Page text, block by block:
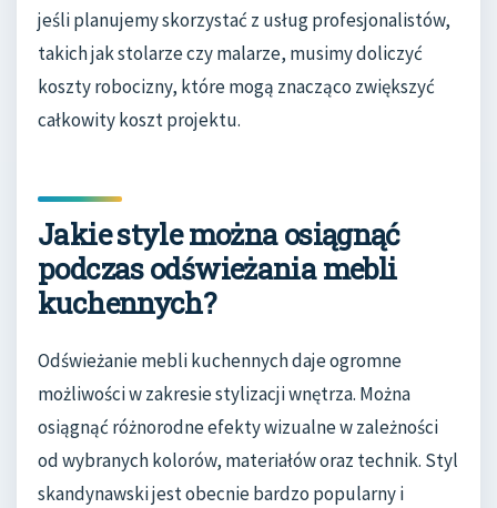
jeśli planujemy skorzystać z usług profesjonalistów,
takich jak stolarze czy malarze, musimy doliczyć
koszty robocizny, które mogą znacząco zwiększyć
całkowity koszt projektu.
Jakie style można osiągnąć
podczas odświeżania mebli
kuchennych?
Odświeżanie mebli kuchennych daje ogromne
możliwości w zakresie stylizacji wnętrza. Można
osiągnąć różnorodne efekty wizualne w zależności
od wybranych kolorów, materiałów oraz technik. Styl
skandynawski jest obecnie bardzo popularny i